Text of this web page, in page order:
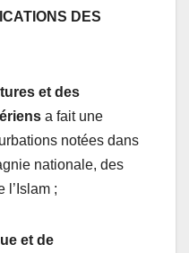
DES
et des
a fait une
notées dans
nationale, des
l’Islam ;
et de